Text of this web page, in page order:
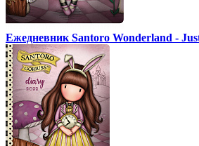
Ежедневник Santoro Wonderland -